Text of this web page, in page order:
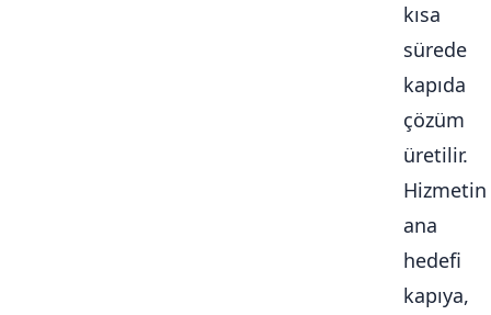
kısa
sürede
kapıda
çözüm
üretilir.
Hizmetin
ana
hedefi
kapıya,